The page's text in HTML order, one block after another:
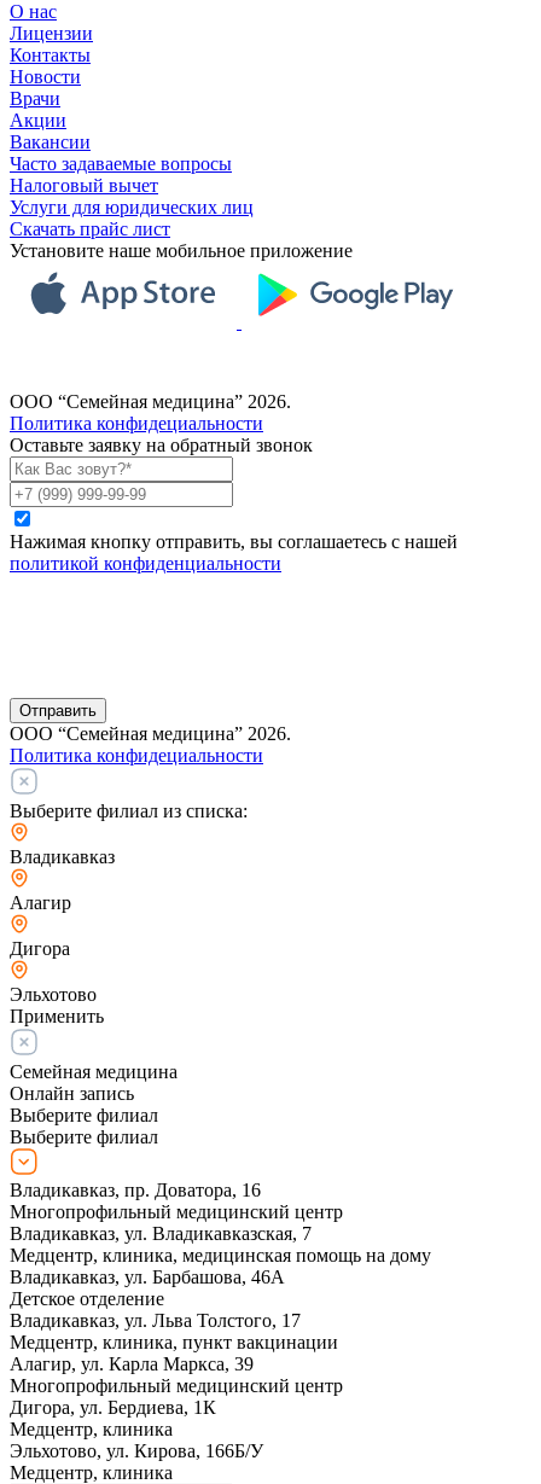
О нас
Лицензии
Контакты
Новости
Врачи
Акции
Вакансии
Часто задаваемые вопросы
Налоговый вычет
Услуги для юридических лиц
Скачать прайс лист
Установите наше мобильное приложение
ООО “Семейная медицина” 2026.
Политика конфидециальности
Оставьте заявку на обратный звонок
Нажимая кнопку отправить, вы соглашаетесь с нашей
политикой конфиденциальности
Отправить
ООО “Семейная медицина” 2026.
Политика конфидециальности
Выберите филиал из списка:
Владикавказ
Алагир
Дигора
Эльхотово
Применить
Семейная медицина
Онлайн запись
Выберите филиал
Выберите филиал
Владикавказ, пр. Доватора, 16
Многопрофильный медицинский центр
Владикавказ, ул. Владикавказская, 7
Медцентр, клиника, медицинская помощь на дому
Владикавказ, ул. Барбашова, 46А
Детское отделение
Владикавказ, ул. Льва Толстого, 17
Медцентр, клиника, пункт вакцинации
Алагир, ул. Карла Маркса, 39
Многопрофильный медицинский центр
Дигора, ул. Бердиева, 1К
Медцентр, клиника
Эльхотово, ул. Кирова, 166Б/У
Медцентр, клиника